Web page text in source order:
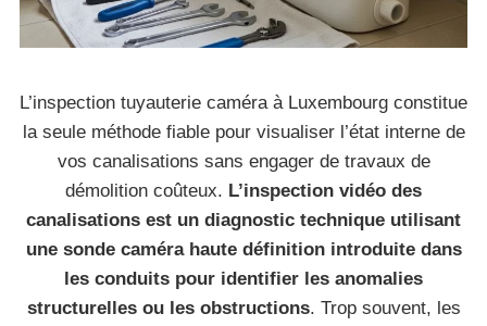
L’inspection tuyauterie caméra à Luxembourg constitue
la seule méthode fiable pour visualiser l’état interne de
vos canalisations sans engager de travaux de
démolition coûteux. L’inspection vidéo des
canalisations est un diagnostic technique utilisant
une sonde caméra haute définition introduite dans
les conduits pour identifier les anomalies
structurelles ou les obstructions. Trop souvent, les